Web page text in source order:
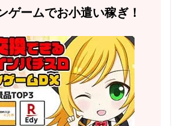
ゲームでお小遣い稼ぎ！